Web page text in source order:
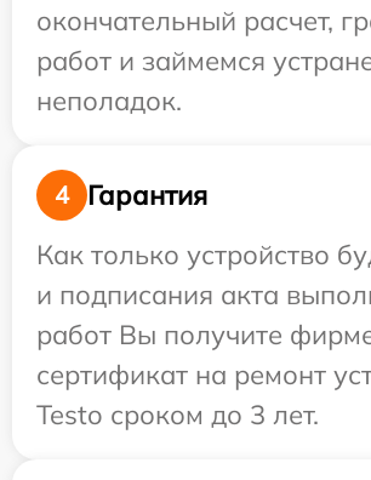
окончательный расчет,
работ и займемся
неполадок.
4
Гарантия
Как только устройство
и подписания акта
работ Вы получите
сертификат на ремонт
Testo сроком до 3 лет.